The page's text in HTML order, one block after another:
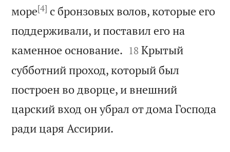
море[4] с бронзовых волов, которые его
поддерживали, и поставил его на
каменное основание. 

18 Крытый
субботний проход, который был
построен во дворце, и внешний
царский вход он убрал от дома Господа
ради царя Ассирии.